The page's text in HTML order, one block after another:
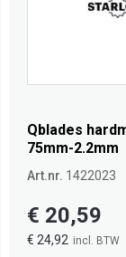
Qblades
75mm-2.2mm
Art.nr. 1422023
€ 24,92
€ 20,59